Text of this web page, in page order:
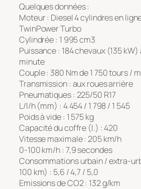
Quelques données :
Moteur : Diesel 4 cylindres en
TwinPower Turbo
Cylindrée : 1 995 cm3
Puissance : 184 chevaux (135
minute
Couple : 380 Nm de 1 750 tours /
Transmission : aux roues arrière
Pneumatiques : 225/50 R17
L/l/h (mm) : 4 454 / 1 798 / 1 545
Poids à vide : 1 575 kg
Capacité du coffre (l.) : 420
Vitesse maximale : 205 km/h
0-100 km/h : 7,9 secondes
Consommations urbain / extra-
100 km) : 5,6 / 4,7 / 5,0
Emissions de CO2 : 132 g/km